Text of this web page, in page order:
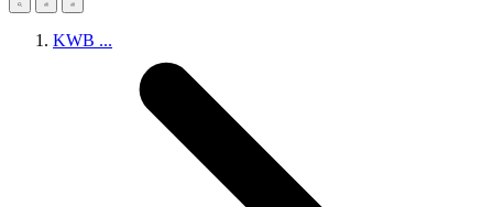
KWB ...